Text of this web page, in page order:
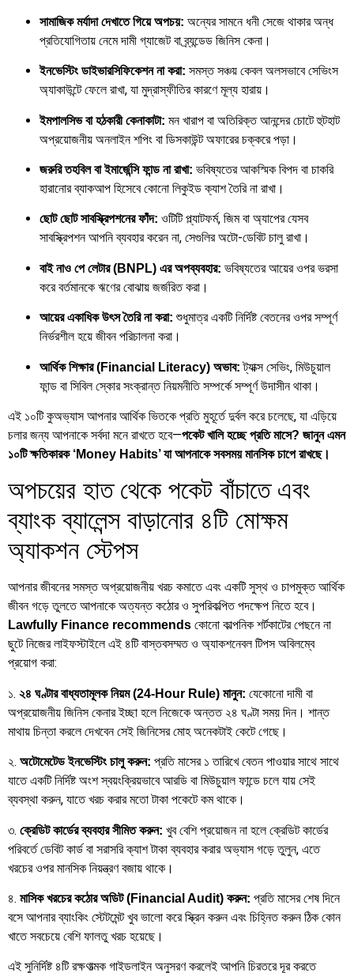
সামাজিক মর্যাদা দেখাতে গিয়ে অপচয়: অন্যের সামনে ধনী সেজে থাকার অন্ধ
প্রতিযোগিতায় নেমে দামী গ্যাজেট বা ব্র্যন্ডেড জিনিস কেনা।
ইনভেস্টিং ডাইভারসিফিকেশন না করা: সমস্ত সঞ্চয় কেবল অলসভাবে সেভিংস
অ্যাকাউন্টে ফেলে রাখা, যা মুদ্রাস্ফীতির কারণে মূল্য হারায়।
ইমপালসিভ বা হঠকারী কেনাকাটা: মন খারাপ বা অতিরিক্ত আনন্দের চোটে হুটহাট
অপ্রয়োজনীয় অনলাইন শপিং বা ডিসকাউন্ট অফারের চক্করে পড়া।
জরুরি তহবিল বা ইমার্জেন্সি ফান্ড না রাখা: ভবিষ্যতের আকস্মিক বিপদ বা চাকরি
হারানোর ব্যাকআপ হিসেবে কোনো লিকুইড ক্যাশ তৈরি না রাখা।
ছোট ছোট সাবস্ক্রিপশনের ফাঁদ: ওটিটি প্ল্যাটফর্ম, জিম বা অ্যাপের যেসব
সাবস্ক্রিপশন আপনি ব্যবহার করেন না, সেগুলির অটো-ডেবিট চালু রাখা।
বাই নাও পে লেটার (BNPL) এর অপব্যবহার: ভবিষ্যতের আয়ের ওপর ভরসা
করে বর্তমানকে ঋণের বোঝায় জর্জরিত করা।
আয়ের একাধিক উৎস তৈরি না করা: শুধুমাত্র একটি নির্দিষ্ট বেতনের ওপর সম্পূর্ণ
নির্ভরশীল হয়ে জীবন পরিচালনা করা।
আর্থিক শিক্ষার (Financial Literacy) অভাব: ট্যাক্স সেভিং, মিউচুয়াল
ফান্ড বা সিবিল স্কোর সংক্রান্ত নিয়মনীতি সম্পর্কে সম্পূর্ণ উদাসীন থাকা।
এই ১০টি কুঅভ্যাস আপনার আর্থিক ভিতকে প্রতি মুহূর্তে দুর্বল করে চলেছে, যা এড়িয়ে
চলার জন্য আপনাকে সর্বদা মনে রাখতে হবে—পকেট খালি হচ্ছে প্রতি মাসে? জানুন এমন
১০টি ক্ষতিকারক ‘Money Habits’ যা আপনাকে সবসময় মানসিক চাপে রাখছে।
অপচয়ের হাত থেকে পকেট বাঁচাতে এবং
ব্যাংক ব্যালেন্স বাড়ানোর ৪টি মোক্ষম
অ্যাকশন স্টেপস
আপনার জীবনের সমস্ত অপ্রয়োজনীয় খরচ কমাতে এবং একটি সুস্থ ও চাপমুক্ত আর্থিক
জীবন গড়ে তুলতে আপনাকে অত্যন্ত কঠোর ও সুপরিকল্পিত পদক্ষেপ নিতে হবে।
Lawfully Finance recommends কোনো কাল্পনিক শর্টকাটের পেছনে না
ছুটে নিজের লাইফস্টাইলে এই ৪টি বাস্তবসম্মত ও অ্যাকশনেবল টিপস অবিলম্বে
প্রয়োগ করা:
১. ২৪ ঘণ্টার বাধ্যতামূলক নিয়ম (24-Hour Rule) মানুন: যেকোনো দামী বা
অপ্রয়োজনীয় জিনিস কেনার ইচ্ছা হলে নিজেকে অন্তত ২৪ ঘণ্টা সময় দিন। শান্ত
মাথায় চিন্তা করলে দেখবেন সেই জিনিসের মোহ অনেকটাই কেটে গেছে।
২. অটোমেটেড ইনভেস্টিং চালু করুন: প্রতি মাসের ১ তারিখে বেতন পাওয়ার সাথে সাথে
যাতে একটি নির্দিষ্ট অংশ স্বয়ংক্রিয়ভাবে আরডি বা মিউচুয়াল ফান্ডে চলে যায় সেই
ব্যবস্থা করুন, যাতে খরচ করার মতো টাকা পকেটে কম থাকে।
৩. ক্রেডিট কার্ডের ব্যবহার সীমিত করুন: খুব বেশি প্রয়োজন না হলে ক্রেডিট কার্ডের
পরিবর্তে ডেবিট কার্ড বা সরাসরি ক্যাশ টাকা ব্যবহার করার অভ্যাস গড়ে তুলুন, এতে
খরচের ওপর মানসিক নিয়ন্ত্রণ বজায় থাকে।
৪. মাসিক খরচের কঠোর অডিট (Financial Audit) করুন: প্রতি মাসের শেষ দিনে
বসে আপনার ব্যাংকিং স্টেটমেন্ট খুব ভালো করে স্ক্রিন করুন এবং চিহ্নিত করুন ঠিক কোন
খাতে সবচেয়ে বেশি ফালতু খরচ হয়েছে।
এই সুনির্দিষ্ট ৪টি রক্ষণাত্মক গাইডলাইন অনুসরণ করলেই আপনি চিরতরে দূর করতে